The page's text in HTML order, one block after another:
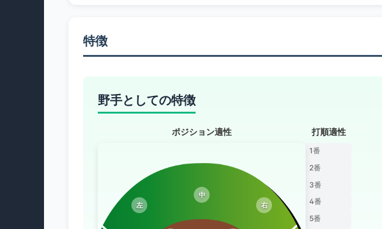
特徴
野手としての特徴
ポジション適性
左
中
右
打順適性
1番
2番
3番
4番
5番